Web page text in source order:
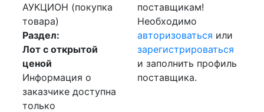
АУКЦИОН (покупка
товара)
Раздел:
Лот с открытой
ценой
Информация о
заказчике доступна
только
поставщикам!
Необходимо
авторизоваться или
зарегистрироваться
и заполнить профиль
поставщика.